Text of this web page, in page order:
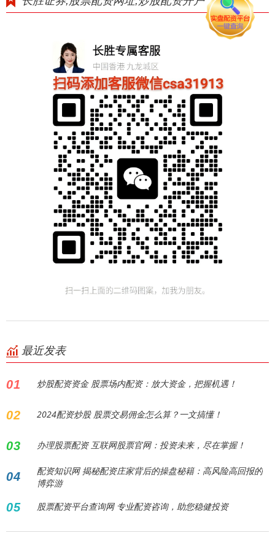
最近发表
01 炒股配资资金 股票场内配资：放大资金，把握机遇！
02 2024配资炒股 股票交易佣金怎么算？一文搞懂！
03 办理股票配资 互联网股票官网：投资未来，尽在掌握！
04
配资知识网 揭秘配资庄家背后的操盘秘籍：高风险高回报的
博弈游
05 股票配资平台查询网 专业配资咨询，助您稳健投资